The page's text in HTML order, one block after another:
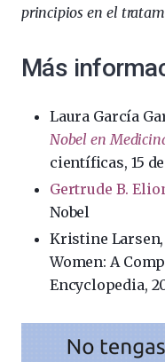
principios en el
Más
Laura García
Nobel en
científicas, 15
Gertrude B.
Nobel
Kristine
Women: A
Encyclopedia,